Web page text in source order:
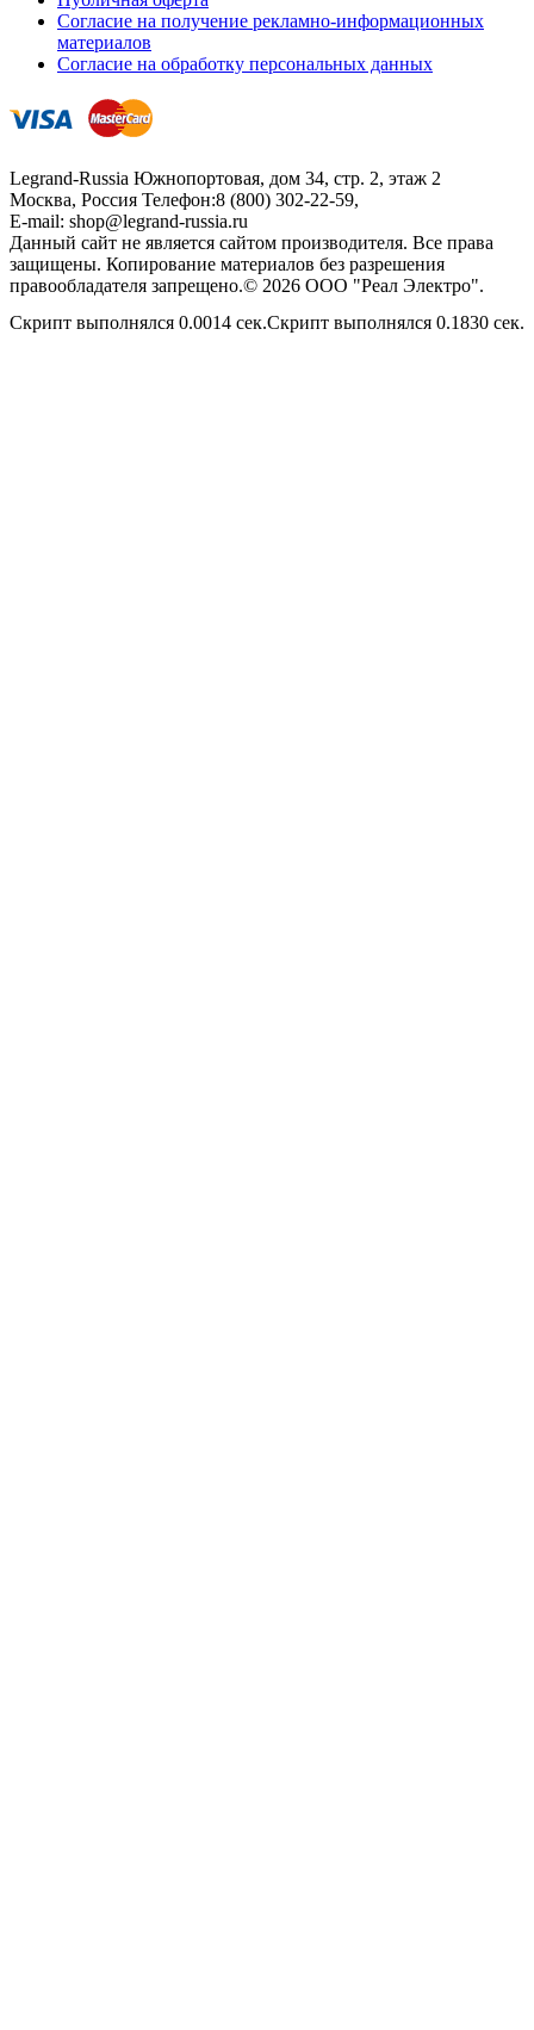
Согласие на получение рекламно-информационных
материалов
Согласие на обработку персональных данных
Legrand-Russia Южнопортовая, дом 34, стр. 2, этаж 2
Москва, Россия Телефон:8 (800) 302-22-59,
E-mail: shop@legrand-russia.ru
Данный сайт не является сайтом производителя. Все права
защищены. Копирование материалов без разрешения
правообладателя запрещено.© 2026 ООО "Реал Электро".
Скрипт выполнялся 0.0014 сек.Скрипт выполнялся 0.1830 сек.